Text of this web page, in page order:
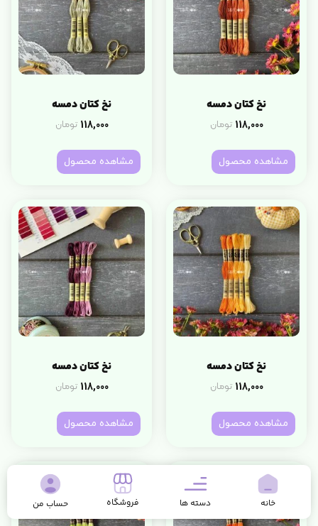
نخ کتان دمسه
118,000 تومان
مشاهده محصول
نخ کتان دمسه
118,000 تومان
مشاهده محصول
نخ کتان دمسه
118,000 تومان
مشاهده محصول
نخ کتان دمسه
118,000 تومان
مشاهده محصول
خانه دسته ها فروشگاه حساب من